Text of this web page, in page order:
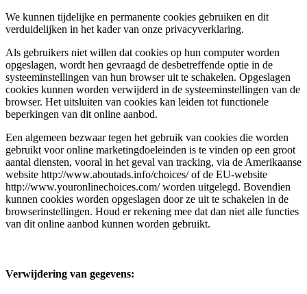
We kunnen tijdelijke en permanente cookies gebruiken en dit
verduidelijken in het kader van onze privacyverklaring.
Als gebruikers niet willen dat cookies op hun computer worden
opgeslagen, wordt hen gevraagd de desbetreffende optie in de
systeeminstellingen van hun browser uit te schakelen. Opgeslagen
cookies kunnen worden verwijderd in de systeeminstellingen van de
browser. Het uitsluiten van cookies kan leiden tot functionele
beperkingen van dit online aanbod.
Een algemeen bezwaar tegen het gebruik van cookies die worden
gebruikt voor online marketingdoeleinden is te vinden op een groot
aantal diensten, vooral in het geval van tracking, via de Amerikaanse
website http://www.aboutads.info/choices/ of de EU-website
http://www.youronlinechoices.com/ worden uitgelegd. Bovendien
kunnen cookies worden opgeslagen door ze uit te schakelen in de
browserinstellingen. Houd er rekening mee dat dan niet alle functies
van dit online aanbod kunnen worden gebruikt.
Verwijdering van gegevens: